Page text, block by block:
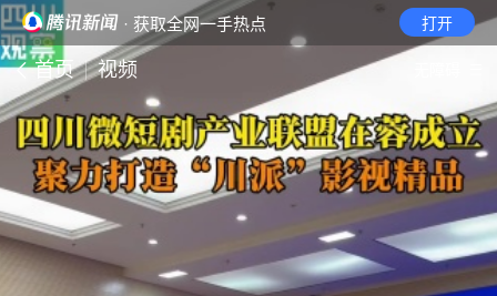
· 获取全网一手热点 打开
首页 视频